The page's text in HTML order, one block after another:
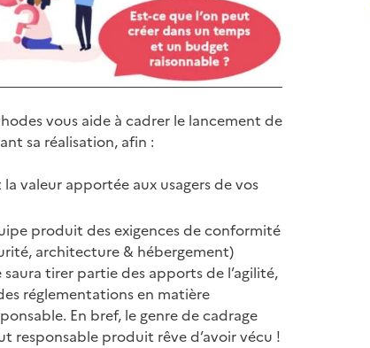
vous aide à cadrer le lancement de
sa réalisation, afin :
valeur apportée aux usagers de vos
produit des exigences de conformité
architecture & hébergement)
tirer partie des apports de l’agilité,
réglementations en matière
En bref, le genre de cadrage
produit rêve d’avoir vécu !